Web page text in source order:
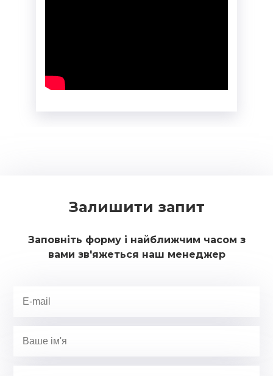
Залишити запит
Заповніть форму і найближчим часом з
вами зв'яжеться наш менеджер